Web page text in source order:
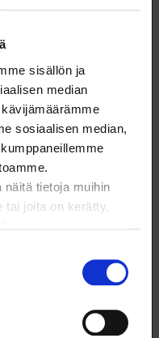
sisällön ja
median
sosiaalisen median,
tietoja muihin
tai joita on kerätty,
lisäohjeita